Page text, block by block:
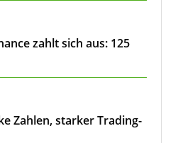
zahlt sich aus: 125
Zahlen, starker Trading-